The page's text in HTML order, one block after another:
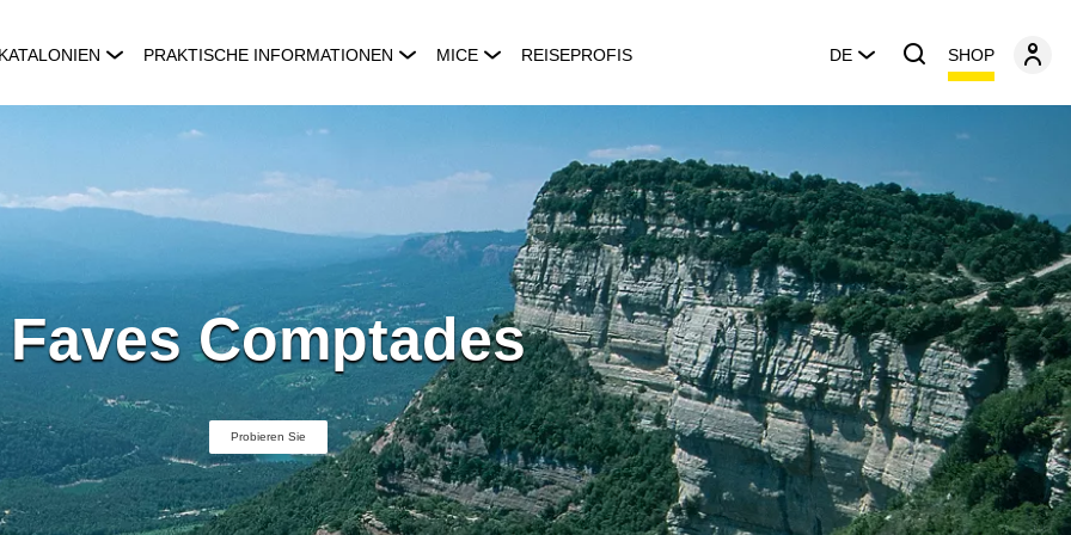
PRAKTISCHE INFORMATIONEN MICE REISEPROFIS DE SHOP
Faves Comptades
Probieren Sie